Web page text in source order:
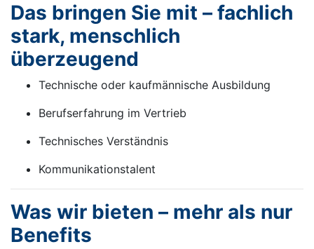
Das bringen Sie mit – fachlich
stark, menschlich
überzeugend
Technische oder kaufmännische Ausbildung
Berufserfahrung im Vertrieb
Technisches Verständnis
Kommunikationstalent
Was wir bieten – mehr als nur
Benefits